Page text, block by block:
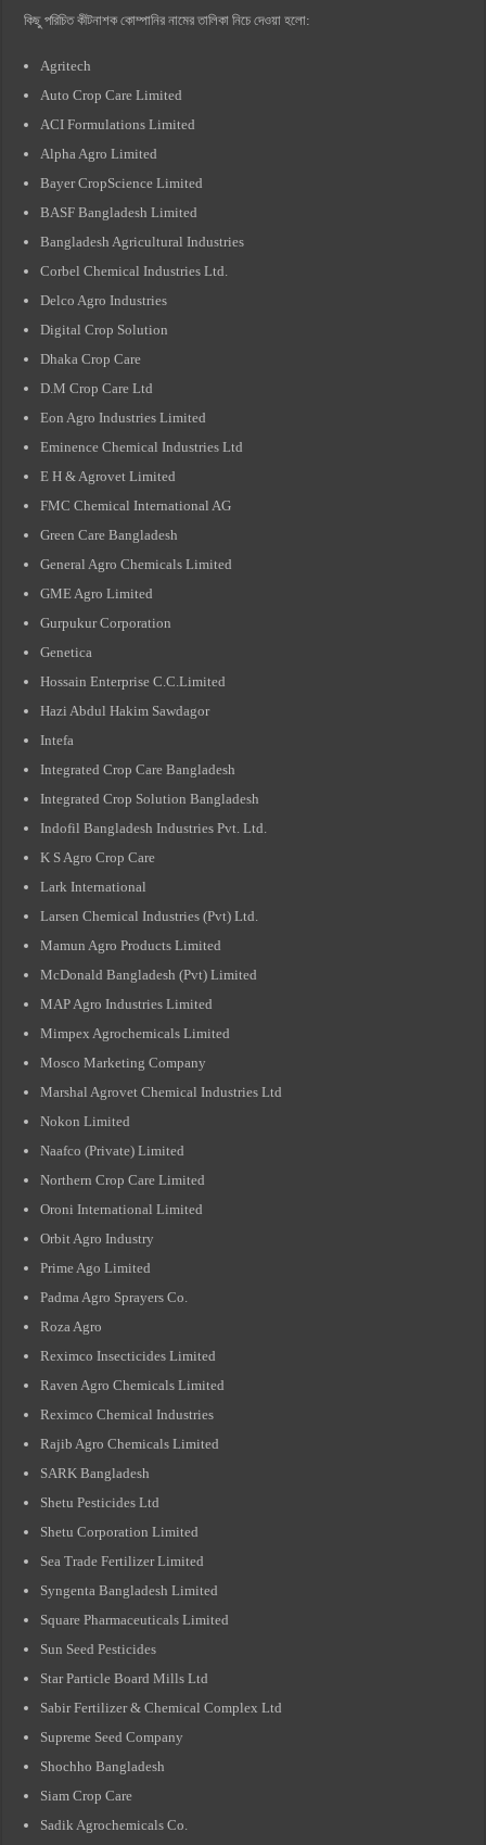
কিছু পরিচিত কীটনাশক কোম্পানির নামের তালিকা নিচে দেওয়া হলো:
Agritech
Auto Crop Care Limited
ACI Formulations Limited
Alpha Agro Limited
Bayer CropScience Limited
BASF Bangladesh Limited
Bangladesh Agricultural Industries
Corbel Chemical Industries Ltd.
Delco Agro Industries
Digital Crop Solution
Dhaka Crop Care
D.M Crop Care Ltd
Eon Agro Industries Limited
Eminence Chemical Industries Ltd
E H & Agrovet Limited
FMC Chemical International AG
Green Care Bangladesh
General Agro Chemicals Limited
GME Agro Limited
Gurpukur Corporation
Genetica
Hossain Enterprise C.C.Limited
Hazi Abdul Hakim Sawdagor
Intefa
Integrated Crop Care Bangladesh
Integrated Crop Solution Bangladesh
Indofil Bangladesh Industries Pvt. Ltd.
K S Agro Crop Care
Lark International
Larsen Chemical Industries (Pvt) Ltd.
Mamun Agro Products Limited
McDonald Bangladesh (Pvt) Limited
MAP Agro Industries Limited
Mimpex Agrochemicals Limited
Mosco Marketing Company
Marshal Agrovet Chemical Industries Ltd
Nokon Limited
Naafco (Private) Limited
Northern Crop Care Limited
Oroni International Limited
Orbit Agro Industry
Prime Ago Limited
Padma Agro Sprayers Co.
Roza Agro
Reximco Insecticides Limited
Raven Agro Chemicals Limited
Reximco Chemical Industries
Rajib Agro Chemicals Limited
SARK Bangladesh
Shetu Pesticides Ltd
Shetu Corporation Limited
Sea Trade Fertilizer Limited
Syngenta Bangladesh Limited
Square Pharmaceuticals Limited
Sun Seed Pesticides
Star Particle Board Mills Ltd
Sabir Fertilizer & Chemical Complex Ltd
Supreme Seed Company
Shochho Bangladesh
Siam Crop Care
Sadik Agrochemicals Co.